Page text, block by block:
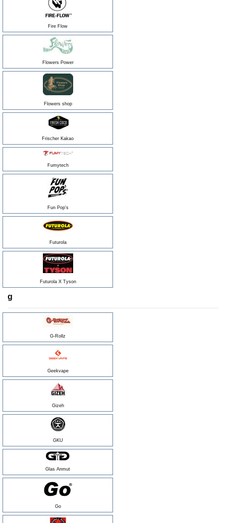
Fire Flow
Flowers Power
Flowers shop
Frischer Kakao
Fumytech
Fun Pop's
Futurola
Futurola X Tyson
g
G-Rollz
Geekvape
Gizeh
GKU
Glas Anmut
Go